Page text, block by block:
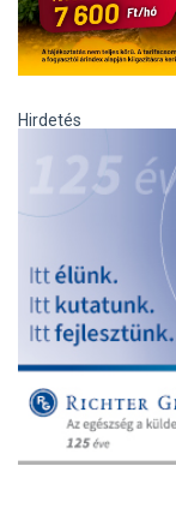
Hirdetés